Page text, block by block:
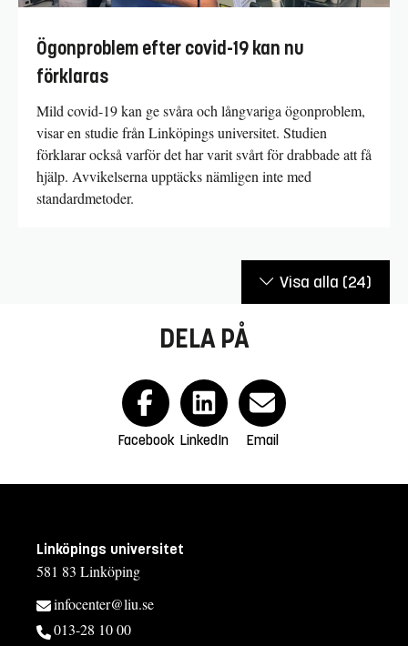
Ögonproblem efter covid-19 kan nu
förklaras
Mild covid-19 kan ge svåra och långvariga ögonproblem,
visar en studie från Linköpings universitet. Studien
förklarar också varför det har varit svårt för drabbade att få
hjälp. Avvikelserna upptäcks nämligen inte med
standardmetoder.
Visa alla (24)
DELA PÅ
Facebook LinkedIn Email
Linköpings universitet
581 83 Linköping
infocenter@liu.se
013-28 10 00